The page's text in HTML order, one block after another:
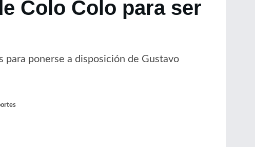
Colo Colo para ser
para ponerse a disposición de Gustavo